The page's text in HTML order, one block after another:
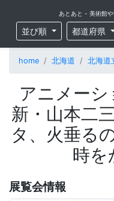
あとあと - 美術館
並び順 都道府県
home 北海道 北海道
アニメー
新・山本二
タ、火垂る
時を
展覧会情報